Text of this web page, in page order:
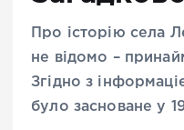
Про історію села
не відомо –
Згідно з
було засноване у